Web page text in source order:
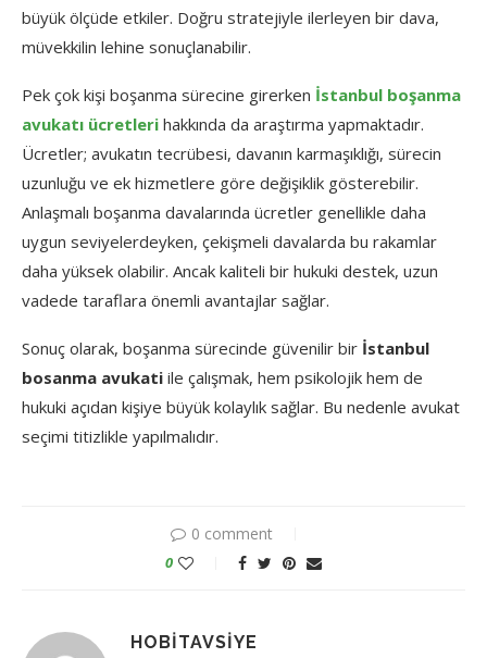
büyük ölçüde etkiler. Doğru stratejiyle ilerleyen bir dava,
müvekkilin lehine sonuçlanabilir.
Pek çok kişi boşanma sürecine girerken İstanbul boşanma
avukatı ücretleri hakkında da araştırma yapmaktadır.
Ücretler; avukatın tecrübesi, davanın karmaşıklığı, sürecin
uzunluğu ve ek hizmetlere göre değişiklik gösterebilir.
Anlaşmalı boşanma davalarında ücretler genellikle daha
uygun seviyelerdeyken, çekişmeli davalarda bu rakamlar
daha yüksek olabilir. Ancak kaliteli bir hukuki destek, uzun
vadede taraflara önemli avantajlar sağlar.
Sonuç olarak, boşanma sürecinde güvenilir bir İstanbul
bosanma avukati ile çalışmak, hem psikolojik hem de
hukuki açıdan kişiye büyük kolaylık sağlar. Bu nedenle avukat
seçimi titizlikle yapılmalıdır.
0 comment
0
HOBITAVSIYE